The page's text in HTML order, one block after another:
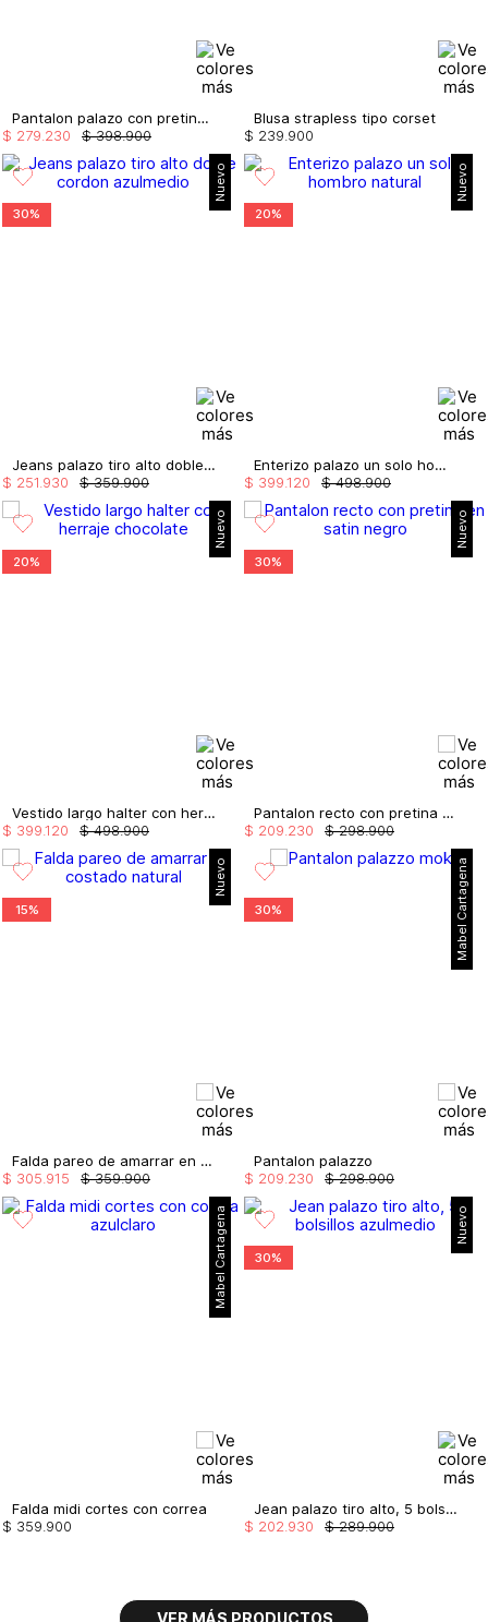
Pantalon palazo con pretina embellecida
$ 398.900
$ 279 230
Blusa strapless tipo corset
$ 239 900
Nuevo
30%
Jeans palazo tiro alto doble cordon
$ 359.900
$ 251.930
Nuevo
20%
Enterizo palazo un solo hombro
$ 498.900
$ 399.120
Nuevo
20%
Vestido largo halter con herraje
$ 498.900
$ 399.120
Nuevo
30%
Pantalon recto con pretina en satin
$ 298.900
$ 209.230
Nuevo
15%
Falda pareo de amarrar en costado
$ 359.900
$ 305 915
Mabel Cartagena
30%
Pantalon palazzo
$ 298.900
$ 209 230
Mabel Cartagena
Falda midi cortes con correa
$ 359 900
Nuevo
30%
Jean palazo tiro alto, 5 bolsillos
$ 289.900
$ 202 930